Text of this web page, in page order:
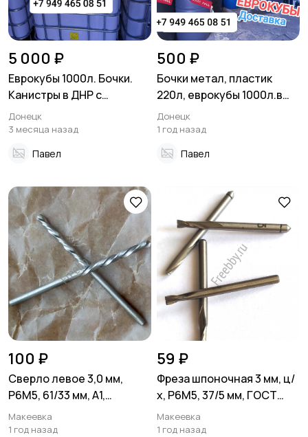
5 000 ₽
Еврокубы 1000л. Бочки.
Канистры в ДНР с
доставкой по низким
ценам
Донецк
3 месяца назад
Павел
500 ₽
Бочки метал, пластик
220л, еврокубы 1000л.в
ДНР, Донецк
Донецк
1 год назад
Павел
100 ₽
Сверло левое 3,0 мм,
Р6М5, 61/33 мм, А1,
шлифованное, ГОСТ
10902-77.
Макеевка
1 год назад
59 ₽
Фреза шпоночная 3 мм, ц/
х, Р6М5, 37/5 мм, ГОСТ
9140-78, СССР.
Макеевка
1 год назад